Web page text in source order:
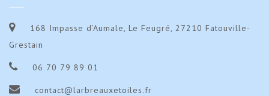
168 Impasse d’Aumale, Le Feugré, 27210 Fatouville-
Grestain
06 70 79 89 01
contact@larbreauxetoiles.fr